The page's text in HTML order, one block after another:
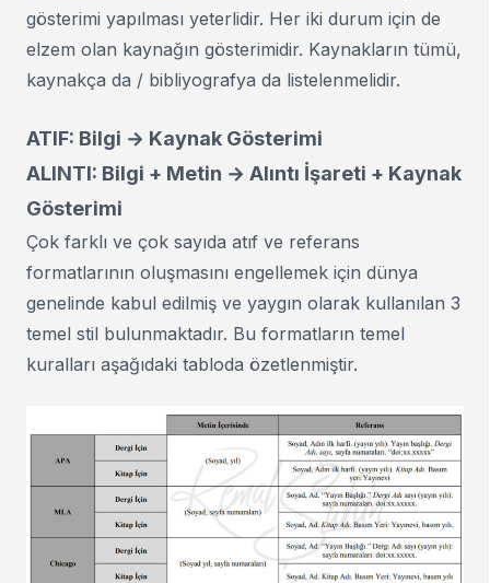
gösterimi yapılması yeterlidir. Her iki durum için de
elzem olan kaynağın gösterimidir. Kaynakların tümü,
kaynakça da / bibliyografya da listelenmelidir.
ATIF: Bilgi → Kaynak Gösterimi
ALINTI: Bilgi + Metin → Alıntı İşareti + Kaynak
Gösterimi
Çok farklı ve çok sayıda atıf ve referans
formatlarının oluşmasını engellemek için dünya
genelinde kabul edilmiş ve yaygın olarak kullanılan 3
temel stil bulunmaktadır. Bu formatların temel
kuralları aşağıdaki tabloda özetlenmiştir.